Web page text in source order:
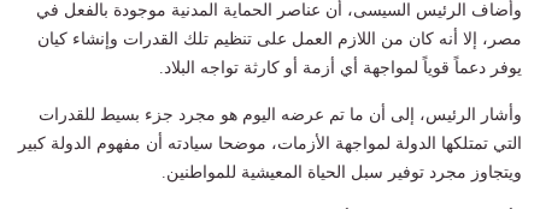
وأضاف الرئيس السيسى، أن عناصر الحماية المدنية موجودة بالفعل في
مصر، إلا أنه كان من اللازم العمل على تنظيم تلك القدرات وإنشاء كيان
يوفر دعماً قوياً لمواجهة أي أزمة أو كارثة تواجه البلاد.
وأشار الرئيس، إلى أن ما تم عرضه اليوم هو مجرد جزء بسيط للقدرات
التي تمتلكها ‏الدولة لمواجهة الأزمات، موضحا سيادته أن مفهوم الدولة كبير
ويتجاوز مجرد توفير سبل الحياة المعيشية للمواطنين.